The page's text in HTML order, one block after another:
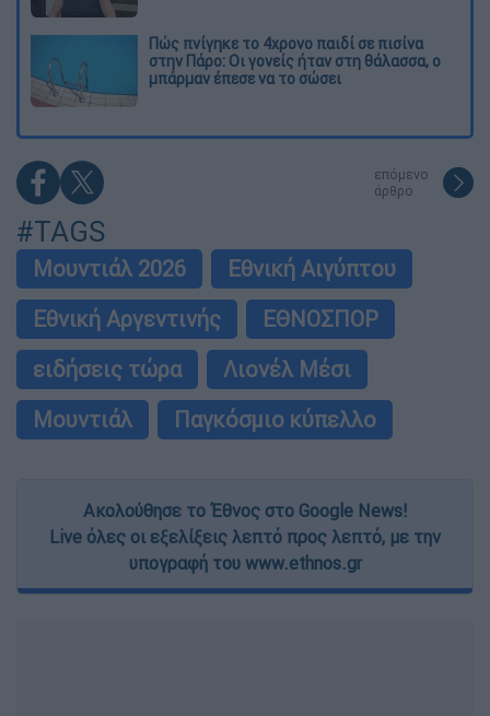
Πώς πνίγηκε το 4χρονο παιδί σε πισίνα
στην Πάρο: Οι γονείς ήταν στη θάλασσα, ο
μπάρμαν έπεσε να το σώσει
επόμενο
άρθρο
#TAGS
Μουντιάλ 2026
Εθνική Αιγύπτου
Εθνική Αργεντινής
ΕΘΝΟΣΠΟΡ
ειδήσεις τώρα
Λιονέλ Μέσι
Μουντιάλ
Παγκόσμιο κύπελλο
Ακολούθησε το Έθνος στο Google News!
Live όλες οι εξελίξεις λεπτό προς λεπτό, με την
υπογραφή του www.ethnos.gr